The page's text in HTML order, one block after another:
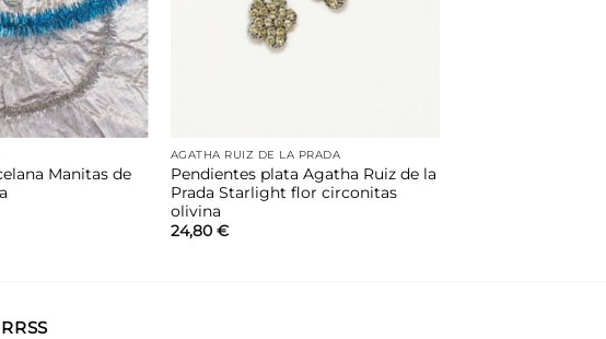
Manitas de
AGATHA RUIZ DE LA PRADA
Pendientes plata Agatha Ruiz de la
Prada Starlight flor circonitas
olivina
24,80 €